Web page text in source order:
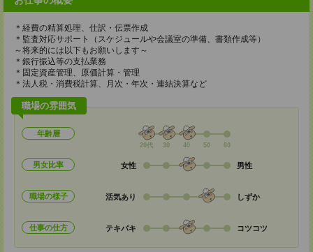
＊経費の精算処理、仕訳・伝票作成
＊監査対応サポート（スケジュールや会議室の準備、書類作成等）
～将来的には以下もお願いします～
＊銀行振込等の支払業務
＊固定資産管理、原価計算・管理
＊法人税・消費税計算、月次・年次・連結決算など
職場の雰囲気
年齢層
20代 30 40 50 60
男女比率 女性 男性
職場の様子 活気あり しずか
仕事の仕方 テキパキ コツコツ